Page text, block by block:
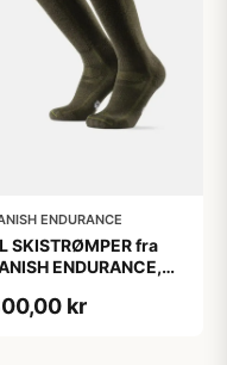
ENDURANCE
SKISTRØMPER fra
ENDURANCE,
kr